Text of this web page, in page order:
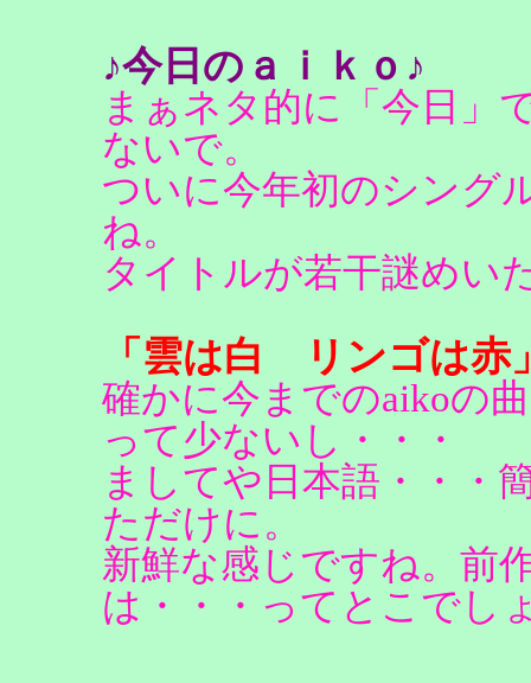
♪今日のａｉｋｏ♪
まぁネタ的に「今日」
ないで。
ついに今年初のシング
ね。
タイトルが若干謎めい
「雲は白 リンゴは赤
確かに今までのaikoの
って少ないし・・・
ましてや日本語・・・
ただけに。
新鮮な感じですね。前
は・・・ってとこでし